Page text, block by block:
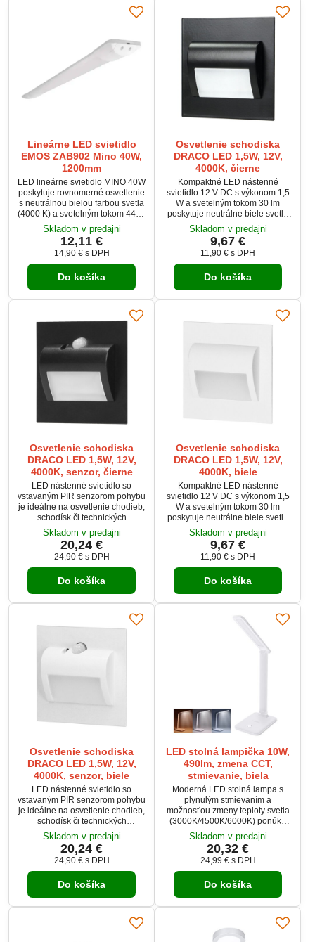
Lineárne LED svietidlo
EMOS ZAB902 Mino 40W,
1200mm
LED lineárne svietidlo MINO 40W
poskytuje rovnomerné osvetlenie
s neutrálnou bielou farbou svetla
(4000 K) a svetelným tokom 4400
lm. Vďaka uhlu svietenia 120° a
elegantnému bielemu telu je
ideálne pre kancelárie, chodby či
obchodné priestory. Svietidlo je
určené na prisadenú montáž a
vyznačuje sa nízkou spotrebou
energie a dlhou životnosťou 25
000 hodín. Spoľahlivé riešenie
Skladom v predajni
12,11 €
14,90 € s DPH
Do košíka
Osvetlenie schodiska
DRACO LED 1,5W, 12V,
4000K, čierne
Kompaktné LED nástenné
svietidlo 12 V DC s výkonom 1,5
W a svetelným tokom 30 lm
poskytuje neutrálne biele svetlo
4000 K. Vyznačuje sa
životnosťou 20 000 hodín a
oceľovým telom s matným
plastovým tienidlom. Vhodné je
pre montáž na stenu v interiéri so
stupňom krytia IP20. Ideálne pre
osvetlenie chodieb, schodísk a
technických priestorov.
Skladom v predajni
9,67 €
11,90 € s DPH
Do košíka
Osvetlenie schodiska
DRACO LED 1,5W, 12V,
4000K, senzor, čierne
LED nástenné svietidlo so
vstavaným PIR senzorom pohybu
je ideálne na osvetlenie chodieb,
schodísk či technických
miestností. Pri napätí 12 V
ponúka svetelný tok 30 lm a
neutrálne biele svetlo 4000 K.
Svietidlo má kovové telo, matný
plastový difúzor a životnosť 20
000 h. Vďaka nastaveniu senzora
denného svetla a času svietenia
poskytuje úspornú a automatickú
Skladom v predajni
20,24 €
24,90 € s DPH
Do košíka
Osvetlenie schodiska
DRACO LED 1,5W, 12V,
4000K, biele
Kompaktné LED nástenné
svietidlo 12 V DC s výkonom 1,5
W a svetelným tokom 30 lm
poskytuje neutrálne biele svetlo
4000 K. Vyznačuje sa
životnosťou 20 000 hodín a
oceľovým telom s matným
plastovým tienidlom. Vhodné je
pre montáž na stenu v interiéri so
stupňom krytia IP20. Ideálne pre
osvetlenie chodieb, schodísk a
technických priestorov.
Skladom v predajni
9,67 €
11,90 € s DPH
Do košíka
Osvetlenie schodiska
DRACO LED 1,5W, 12V,
4000K, senzor, biele
LED nástenné svietidlo so
vstavaným PIR senzorom pohybu
je ideálne na osvetlenie chodieb,
schodísk či technických
miestností. Pri napätí 12 V
ponúka svetelný tok 30 lm a
neutrálne biele svetlo 4000 K.
Svietidlo má kovové telo, matný
plastový difúzor a životnosť 20
000 h. Vďaka nastaveniu senzora
denného svetla a času svietenia
poskytuje úspornú a automatickú
Skladom v predajni
20,24 €
24,90 € s DPH
Do košíka
LED stolná lampička 10W,
490lm, zmena CCT,
stmievanie, biela
Moderná LED stolná lampa s
plynulým stmievaním a
možnosťou zmeny teploty svetla
(3000K/4500K/6000K) ponúka
ideálne osvetlenie na prácu aj
oddych. Vďaka dotykovému
ovládaniu jednoducho nastavíte
jas aj farbu svetla. Lampa má
výkon 10 W, svetelný tok 490 lm a
široký uhol osvetlenia 120°.
Elegantné biele prevedenie a
kvalitné spracovanie z odolného
ABS + PS plastu zaručujú dlhú
životnosť.
Skladom v predajni
20,32 €
24,99 € s DPH
Do košíka